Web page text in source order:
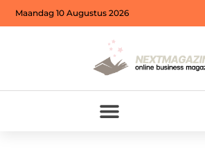
Maandag 10 Augustus 2026